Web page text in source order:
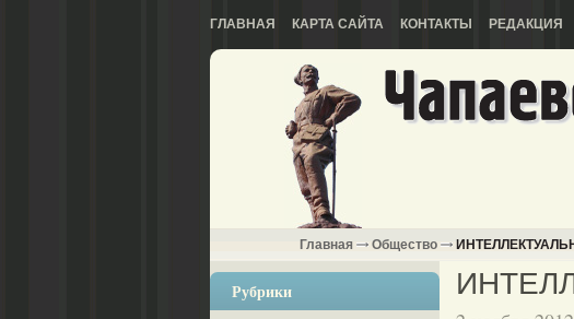
ГЛАВНАЯ КАРТА САЙТА КОНТАКТЫ РЕДАКЦИЯ
Главная Общество
Рубрики